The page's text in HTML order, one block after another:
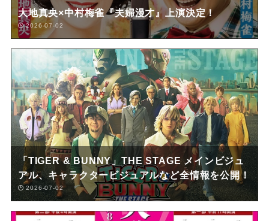
大地真央×中村梅雀『夫婦漫才』上演決定！
2026-07-02
「TIGER & BUNNY」THE STAGE メインビジュ
アル、キャラクタービジュアルなど全情報を公開！
2026-07-02